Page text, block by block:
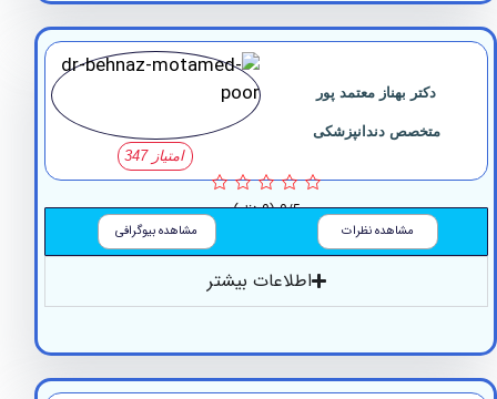
دکتر بهناز معتمد پور
متخصص دندانپزشکی
0/5 (0 نظر)
مشاهده نظرات مشاهده بیوگرافی
اطلاعات بیشتر